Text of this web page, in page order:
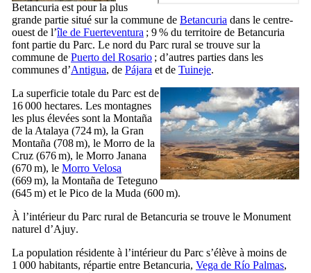
Betancuria est pour la plus
grande partie situé sur la commune de Betancuria dans le centre-
ouest de l’île de Fuerteventura ; 9 % du territoire de Betancuria
font partie du Parc. Le nord du Parc rural se trouve sur la
commune de Puerto del Rosario ; d’autres parties dans les
communes d’Antigua, de Pájara et de Tuineje.
La superficie totale du Parc est de
16 000 hectares. Les montagnes
les plus élevées sont la Montaña
de la Atalaya (724 m), la Gran
Montaña (708 m), le Morro de la
Cruz (676 m), le Morro Janana
(670 m), le Morro Velosa
(669 m), la Montaña de Teteguno
(645 m) et le Pico de la Muda (600 m).
À l’intérieur du Parc rural de Betancuria se trouve le Monument
naturel d’Ajuy.
La population résidente à l’intérieur du Parc s’élève à moins de
1 000 habitants, répartie entre Betancuria, Vega de Río Palmas,